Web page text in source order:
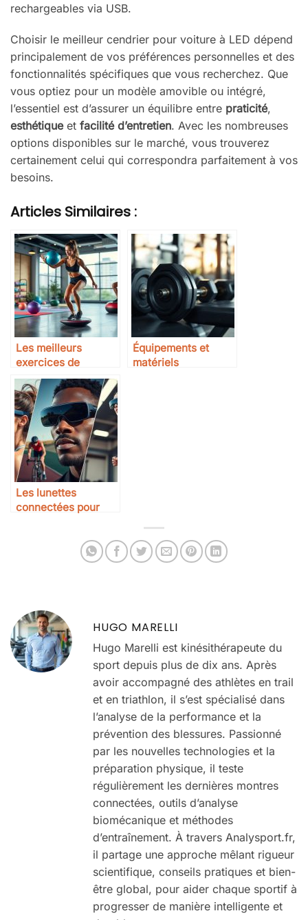
rechargeables via USB.
Choisir le meilleur cendrier pour voiture à LED dépend
principalement de vos préférences personnelles et des
fonctionnalités spécifiques que vous recherchez. Que
vous optiez pour un modèle amovible ou intégré,
l’essentiel est d’assurer un équilibre entre praticité,
esthétiqueet facilité d’entretien. Avec les nombreuses
options disponibles sur le marché, vous trouverez
certainement celui qui correspondra parfaitement à vos
besoins.
Articles Similaires :
Les meilleurs
exercices de
proprioception
Équipements et
matériels
Les lunettes
connectées pour
HUGO MARELLI
Hugo Marelli est kinésithérapeute du
sport depuis plus de dix ans. Après
avoir accompagné des athlètes en trail
et en triathlon, il s’est spécialisé dans
l’analyse de la performance et la
prévention des blessures. Passionné
par les nouvelles technologies et la
préparation physique, il teste
régulièrement les dernières montres
connectées, outils d’analyse
biomécanique et méthodes
d’entraînement. À travers Analysport.fr,
il partage une approche mêlant rigueur
scientifique, conseils pratiques et bien-
être global, pour aider chaque sportif à
progresser de manière intelligente et